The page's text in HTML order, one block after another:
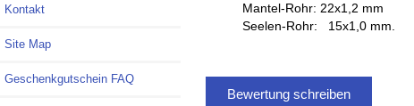
Kontakt
Site Map
Geschenkgutschein FAQ
Mantel-Rohr: 22x1,2 mm
Seelen-Rohr: 15x1,0 mm.
Bewertung schreiben